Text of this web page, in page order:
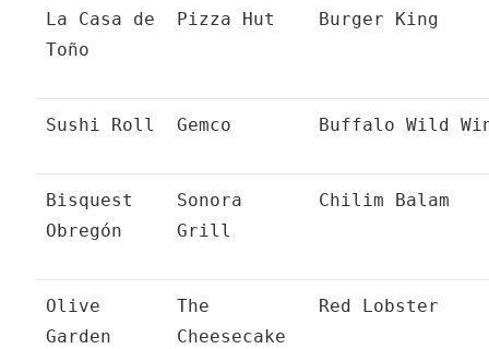
La Casa de
Toño
Pizza Hut Burger King
Sushi Roll Gemco Buffalo Wild
Bisquest
Obregón
Sonora
Grill
Chilim Balam
Olive
Garden
The
Cheesecake
Red Lobster